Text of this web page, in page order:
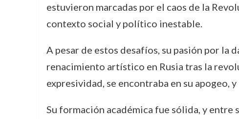
estuvieron marcadas por el caos de la
contexto social y político inestable.
A pesar de estos desafíos, su pasión por la
renacimiento artístico en Rusia tras la
expresividad, se encontraba en su apogeo,
Su formación académica fue sólida, y entre